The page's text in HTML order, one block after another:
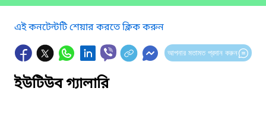
এই কনটেন্টটি শেয়ার করতে ক্লিক করুন
আপনার মতামত প্রদান করুন
ইউটিউব গ্যালারি